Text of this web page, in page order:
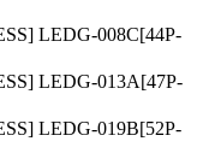
LEDG-008C[44P-
LEDG-013A[47P-
LEDG-019B[52P-